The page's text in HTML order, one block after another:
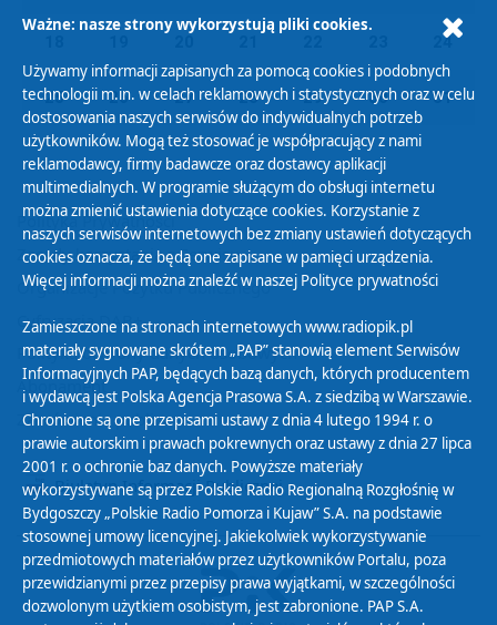
24
25 26 27 28 29 30 31
Polityka Prywatności
Zasady korzystania z Serwisu
Organizacje Pożytku Publicznego
Cyfryzacja DAB+
Polityka ochrony danych osobowych
Abonament
Zamówienia publiczne
Biuletyn Informacji Publicznej
Ważne: nasze strony wykorzystują pliki cookies.
Używamy informacji zapisanych za pomocą cookies i podobnych
technologii m.in. w celach reklamowych i statystycznych oraz w celu
dostosowania naszych serwisów do indywidualnych potrzeb
użytkowników. Mogą też stosować je współpracujący z nami
reklamodawcy, firmy badawcze oraz dostawcy aplikacji
multimedialnych. W programie służącym do obsługi internetu
można zmienić ustawienia dotyczące cookies. Korzystanie z
naszych serwisów internetowych bez zmiany ustawień dotyczących
cookies oznacza, że będą one zapisane w pamięci urządzenia.
Więcej informacji można znaleźć w naszej Polityce prywatności
Zamieszczone na stronach internetowych www.radiopik.pl
materiały sygnowane skrótem „PAP” stanowią element Serwisów
Informacyjnych PAP, będących bazą danych, których producentem
i wydawcą jest Polska Agencja Prasowa S.A. z siedzibą w Warszawie.
Chronione są one przepisami ustawy z dnia 4 lutego 1994 r. o
prawie autorskim i prawach pokrewnych oraz ustawy z dnia 27 lipca
2001 r. o ochronie baz danych. Powyższe materiały
wykorzystywane są przez Polskie Radio Regionalną Rozgłośnię w
Bydgoszczy „Polskie Radio Pomorza i Kujaw” S.A. na podstawie
stosownej umowy licencyjnej. Jakiekolwiek wykorzystywanie
przedmiotowych materiałów przez użytkowników Portalu, poza
przewidzianymi przez przepisy prawa wyjątkami, w szczególności
dozwolonym użytkiem osobistym, jest zabronione. PAP S.A.